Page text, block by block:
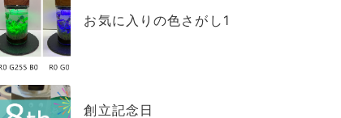
お気に入りの色さがし1
創立記念日